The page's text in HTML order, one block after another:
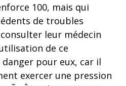
100, mais qui
de troubles
leur médecin
de ce
pour eux, car il
exercer une pression